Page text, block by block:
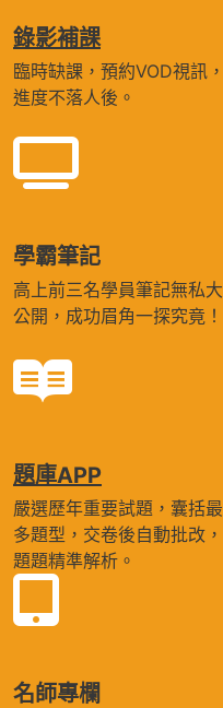
錄影補課
臨時缺課，預約VOD視訊，
進度不落人後。
學霸筆記
高上前三名學員筆記無私大
公開，成功眉角一探究竟！
題庫APP
嚴選歷年重要試題，囊括最
多題型，交卷後自動批改，
題題精準解析。
名師專欄